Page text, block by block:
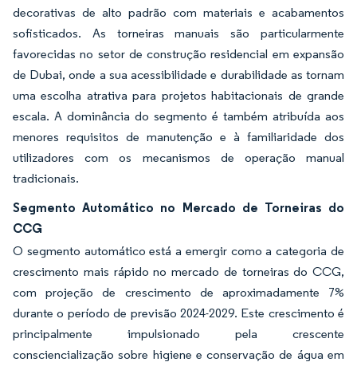
decorativas de alto padrão com materiais e acabamentos
sofisticados. As torneiras manuais são particularmente
favorecidas no setor de construção residencial em expansão
de Dubai, onde a sua acessibilidade e durabilidade as tornam
uma escolha atrativa para projetos habitacionais de grande
escala. A dominância do segmento é também atribuída aos
menores requisitos de manutenção e à familiaridade dos
utilizadores com os mecanismos de operação manual
tradicionais.
Segmento Automático no Mercado de Torneiras do
CCG
O segmento automático está a emergir como a categoria de
crescimento mais rápido no mercado de torneiras do CCG,
com projeção de crescimento de aproximadamente 7%
durante o período de previsão 2024-2029. Este crescimento é
principalmente impulsionado pela crescente
consciencialização sobre higiene e conservação de água em